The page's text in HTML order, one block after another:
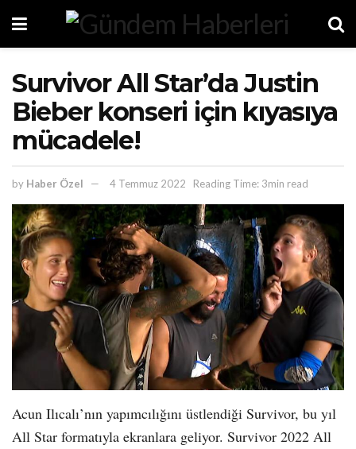
Survivor All Star’da Justin
Bieber konseri için kıyasıya
mücadele!
by Haber Özel 4 Temmuz 2022 Reading Time: 3min read
Acun Ilıcalı’nın yapımcılığını üstlendiği Survivor, bu yıl
All Star formatıyla ekranlara geliyor. Survivor 2022 All